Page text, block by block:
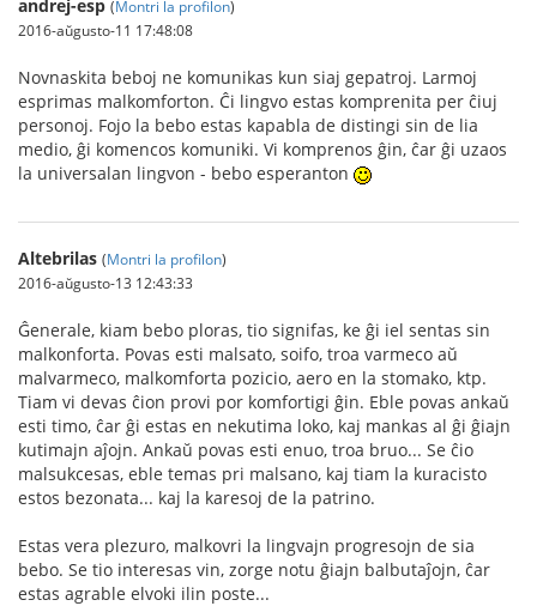
andrej-esp (Montri la profilon)
2016-aŭgusto-11 17:48:08
Novnaskita beboj ne komunikas kun siaj gepatroj. Larmoj
esprimas malkomforton. Ĉi lingvo estas komprenita per ĉiuj
personoj. Fojo la bebo estas kapabla de distingi sin de lia
medio, ĝi komencos komuniki. Vi komprenos ĝin, ĉar ĝi uzaos
la universalan lingvon - bebo esperanton
Altebrilas (Montri la profilon)
2016-aŭgusto-13 12:43:33
Ĝenerale, kiam bebo ploras, tio signifas, ke ĝi iel sentas sin
malkonforta. Povas esti malsato, soifo, troa varmeco aŭ
malvarmeco, malkomforta pozicio, aero en la stomako, ktp.
Tiam vi devas ĉion provi por komfortigi ĝin. Eble povas ankaŭ
esti timo, ĉar ĝi estas en nekutima loko, kaj mankas al ĝi ĝiajn
kutimajn aĵojn. Ankaŭ povas esti enuo, troa bruo... Se ĉio
malsukcesas, eble temas pri malsano, kaj tiam la kuracisto
estos bezonata... kaj la karesoj de la patrino.
Estas vera plezuro, malkovri la lingvajn progresojn de sia
bebo. Se tio interesas vin, zorge notu ĝiajn balbutaĵojn, ĉar
estas agrable elvoki ilin poste...